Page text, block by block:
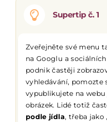
Supertip č. 1
Zveřejněte své menu
na Googlu a
podnik častěji
vyhledávání, pomozte
vypublikujete na
obrázek. Lidé totiž
podle jídla, třeba jako